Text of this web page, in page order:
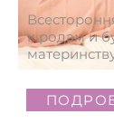
к родам и